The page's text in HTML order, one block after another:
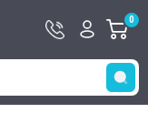
Hotline
0929
406
Tài
khoản
Hello,
Khách
0